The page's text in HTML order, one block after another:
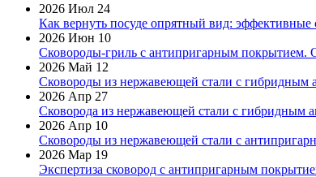
2026 Июл 24
Как вернуть посуде опрятный вид: эффективные
2026 Июн 10
Сковороды-гриль с антипригарным покрытием.
2026 Май 12
Сковороды из нержавеющей стали с гибридным
2026 Апр 27
Сковорода из нержавеющей стали с гибридным
2026 Апр 10
Сковороды из нержавеющей стали с
2026 Мар 19
Экспертиза сковород с антипригарным